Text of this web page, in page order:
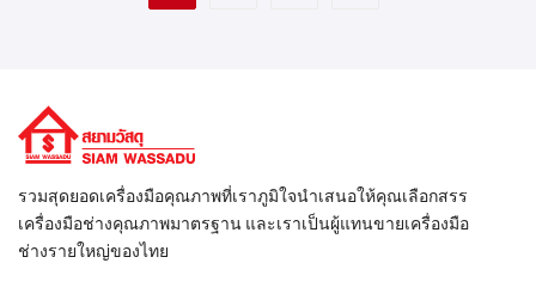
รวมสุดยอดเครื่องมือคุณภาพที่เราภูมิใจนำเสนอให้คุณเลือกสรร
เครื่องมือช่างคุณภาพมาตรฐาน และเราเป็นผู้แทนขายเครื่องมือ
ช่างรายใหญ่ของไทย